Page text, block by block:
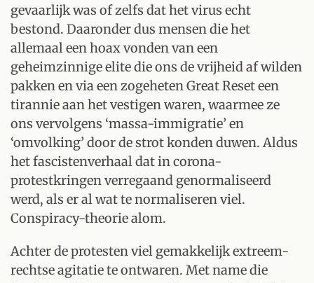
gevaarlijk was of zelfs dat het virus echt
bestond. Daaronder dus mensen die het
allemaal een hoax vonden van een
geheimzinnige elite die ons de vrijheid af wilden
pakken en via een zogeheten Great Reset een
tirannie aan het vestigen waren, waarmee ze
ons vervolgens ‘massa-immigratie’ en
‘omvolking’ door de strot konden duwen. Aldus
het fascistenverhaal dat in corona-
protestkringen verregaand genormaliseerd
werd, als er al wat te normaliseren viel.
Conspiracy-theorie alom.
Achter de protesten viel gemakkelijk extreem-
rechtse agitatie te ontwaren. Met name die